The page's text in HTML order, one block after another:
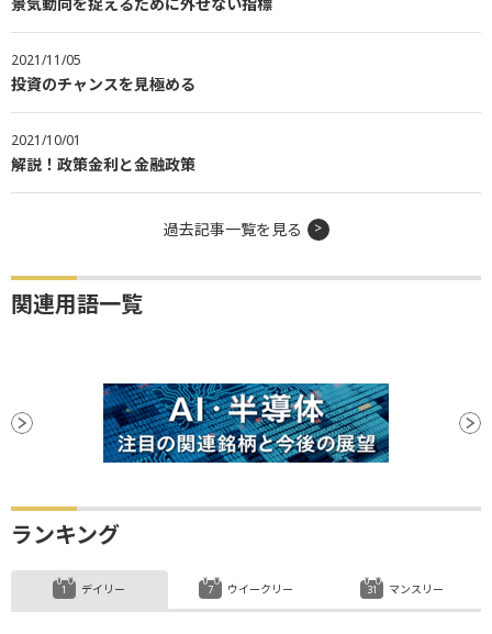
景気動向を捉えるために外せない指標
2021/11/05
投資のチャンスを見極める
2021/10/01
解説！政策金利と金融政策
過去記事一覧を見る
関連用語一覧
ランキング
デイリー ウイークリー マンスリー